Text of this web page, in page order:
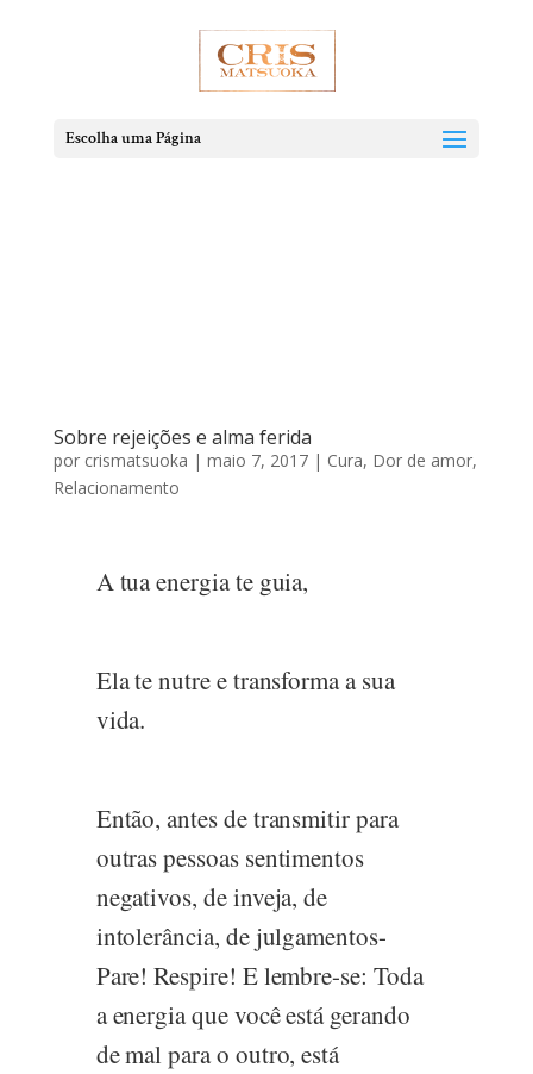
Escolha uma Página
Sobre rejeições e alma ferida
por crismatsuoka | maio 7, 2017| Cura, Dor de amor,
Relacionamento
A tua energia te guia,
Ela te nutre e transforma a sua
vida.
Então, antes de transmitir para
outras pessoas sentimentos
negativos, de inveja, de
intolerância, de julgamentos-
Pare! Respire! E lembre-se: Toda
a energia que você está gerando
de mal para o outro, está